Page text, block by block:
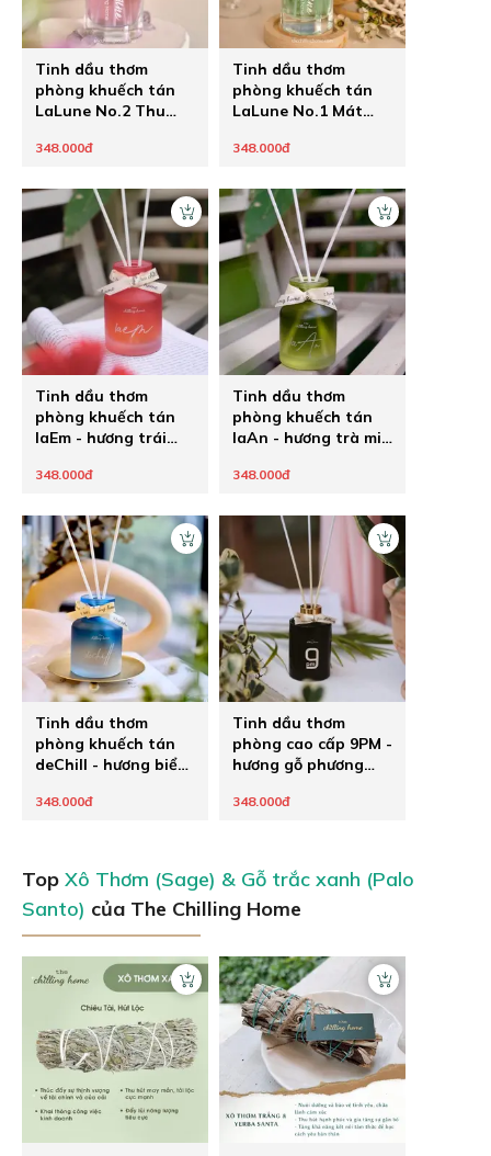
Tinh dầu thơm
phòng khuếch tán
LaLune No.2 Thu
348.000đ
Tinh dầu thơm
phòng khuếch tán
LaLune No.1 Mát
348.000đ
Tinh dầu thơm
phòng khuếch tán
laEm - hương trái
348.000đ
Tinh dầu thơm
phòng khuếch tán
laAn - hương trà mix
348.000đ
Tinh dầu thơm
phòng khuếch tán
deChill - hương biển
348.000đ
Tinh dầu thơm
phòng cao cấp 9PM -
hương gỗ phương
348.000đ
Top Xô Thơm (Sage) & Gỗ trắc xanh (Palo
Santo) của The Chilling Home